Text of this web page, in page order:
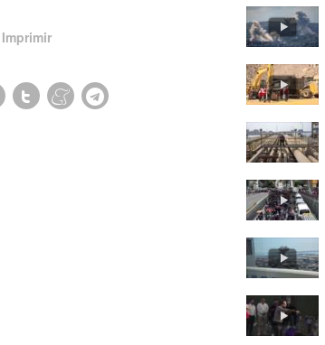
Imprimir